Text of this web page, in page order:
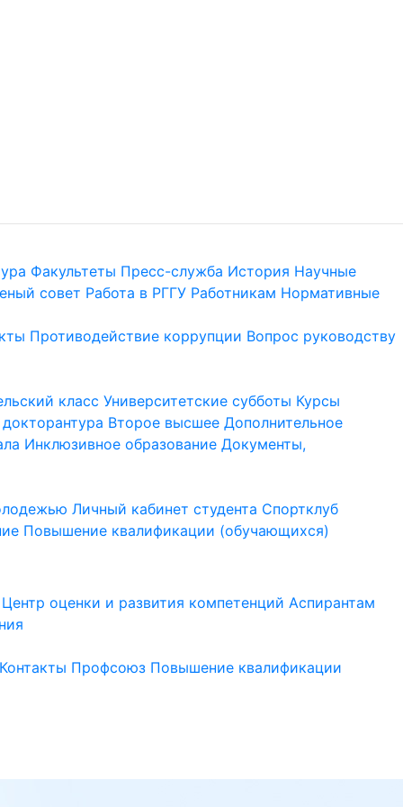
Факультеты Пресс-служба История Научные
совет Работа в РГГУ Работникам Нормативные
Противодействие коррупции Вопрос руководству
класс Университетские субботы Курсы
Второе высшее Дополнительное
Инклюзивное образование Документы,
Личный кабинет студента Спортклуб
Повышение квалификации (обучающихся)
Центр оценки и развития компетенций Аспирантам
Контакты Профсоюз Повышение квалификации